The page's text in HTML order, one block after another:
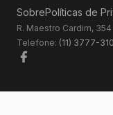
SobrePolíticas de
R. Maestro Cardim,
Telefone: (11) 3777-